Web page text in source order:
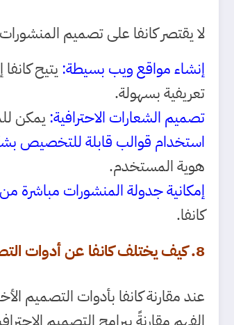
لا يقتصر كانفا على تصميم
إنشاء مواقع ويب بسيطة: يتيح
تعريفية بسهولة.
تصميم الشعارات الاحترافية: يمكن
استخدام قوالب قابلة للتخصيص
هوية المستخدم.
إمكانية جدولة المنشورات مباشرة من
كانفا.
8. كيف يختلف كانفا عن أدوات التصميم الأخرى للمبتدئين؟
عند مقارنة كانفا بأدوات التصميم